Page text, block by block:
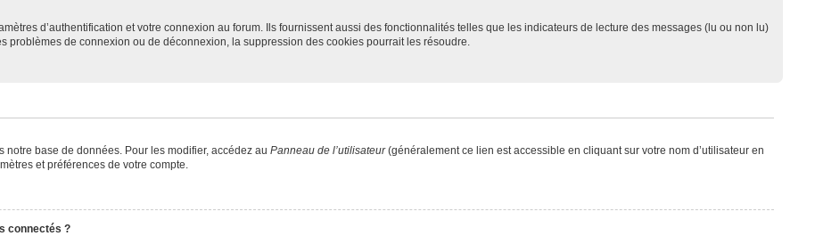
d’authentification et votre connexion au forum. Ils fournissent aussi des fonctionnalités telles que les indicateurs de lecture des messages (lu ou non lu)
problèmes de connexion ou de déconnexion, la suppression des cookies pourrait les résoudre.
base de données. Pour les modifier, accédez au Panneau de l’utilisateur(généralement ce lien est accessible en cliquant sur votre nom d’utilisateur en
et préférences de votre compte.
connectés ?